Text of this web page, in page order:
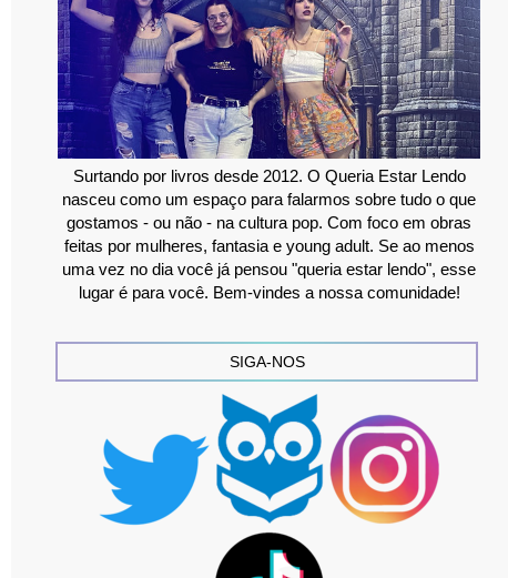
Surtando por livros desde 2012. O Queria Estar Lendo
nasceu como um espaço para falarmos sobre tudo o que
gostamos - ou não - na cultura pop. Com foco em obras
feitas por mulheres, fantasia e young adult. Se ao menos
uma vez no dia você já pensou "queria estar lendo", esse
lugar é para você. Bem-vindes a nossa comunidade!
SIGA-NOS